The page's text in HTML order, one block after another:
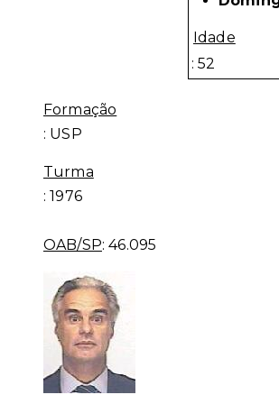
Idade
: 52
Formação
: USP
Turma
: 1976
OAB/SP: 46.095